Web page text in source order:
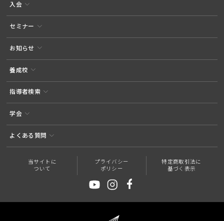
入会
セミナー
お知らせ
養成校
指導者検索
学会
よくある質問
当サイトに
ついて
プライバシー
ポリシー
特定商取引法に
基づく表示